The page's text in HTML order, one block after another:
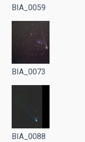
BIA_0059
BIA_0073
BIA_0088